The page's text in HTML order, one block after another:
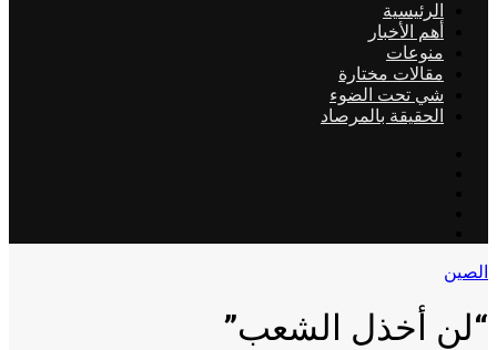
الرئيسية
أهم الأخبار
منوعات
مقالات مختارة
شي تحت الضوء
الحقيقة بالمرصاد
الصين
“لن أخذل الشعب”